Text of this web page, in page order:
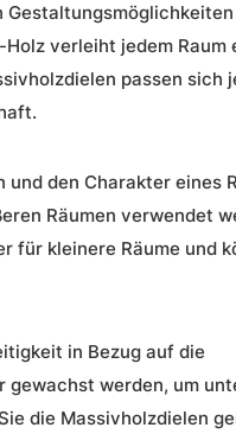
Holz verleiht jedem Raum
passen sich
den Charakter eines
Räumen verwendet
für kleinere Räume und
in Bezug auf die
gewachst werden, um
die Massivholzdielen